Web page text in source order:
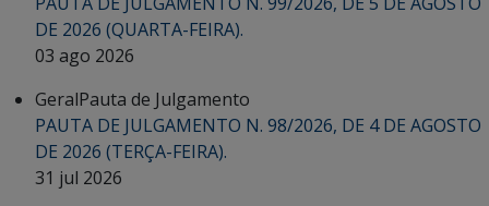
DE 2026 (QUARTA-FEIRA).
03 ago 2026
GeralPauta de Julgamento
PAUTA DE JULGAMENTO N. 98/2026, DE 4 DE AGOSTO
DE 2026 (TERÇA-FEIRA).
31 jul 2026